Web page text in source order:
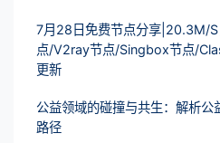
7月28日免费节点分享|20.3M/
点/V2ray节点/Singbox节点/
更新
公益领域的碰撞与共生：解析
路径